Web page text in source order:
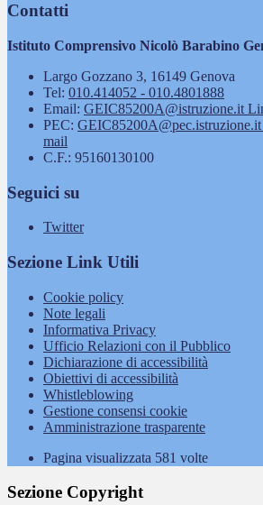
Contatti
Istituto Comprensivo Nicolò Barabino
Largo Gozzano 3, 16149 Genova
Tel: 010.414052 - 010.4801888
Email: GEIC85200A@istruzione.it
PEC: GEIC85200A@pec.istruzione.it
mail
C.F.: 95160130100
Seguici su
Twitter
Sezione Link Utili
Cookie policy
Note legali
Informativa Privacy
Ufficio Relazioni con il Pubblico
Dichiarazione di accessibilità
Obiettivi di accessibilità
Whistleblowing
Gestione consensi cookie
Amministrazione trasparente
Pagina visualizzata 581 volte
Sezione Copyright